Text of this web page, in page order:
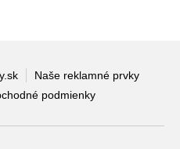
Naše reklamné prvky
podmienky